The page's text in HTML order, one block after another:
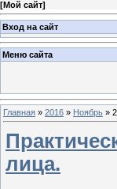
[Мой сайт]
Вход на сайт
Меню сайта
Главная » 2016 » Ноябрь »
лица.